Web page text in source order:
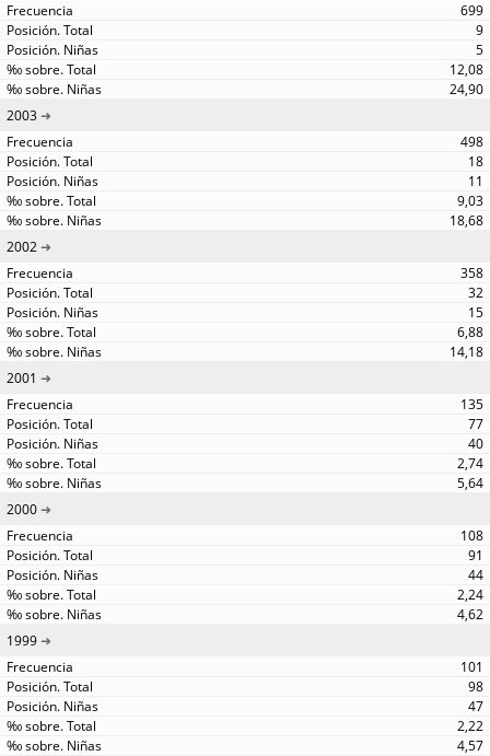
699
9
5
12,08
24,90
2003
498
18
11
9,03
18,68
2002
358
32
15
6,88
14,18
2001
135
77
40
2,74
5,64
2000
108
91
44
2,24
4,62
1999
101
98
47
2,22
4,57